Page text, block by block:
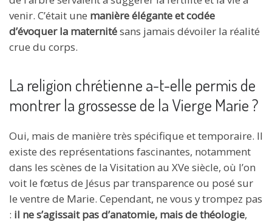
venir. C’était une manière élégante et codée
d’évoquer la maternitésans jamais dévoiler la réalité
crue du corps.
La religion chrétienne a-t-elle permis de
montrer la grossesse de la Vierge Marie ?
Oui, mais de manière très spécifique et temporaire. Il
existe des représentations fascinantes, notamment
dans les scènes de la Visitation au XVe siècle, où l’on
voit le fœtus de Jésus par transparence ou posé sur
le ventre de Marie. Cependant, ne vous y trompez pas
: il ne s’agissait pas d’anatomie, mais de théologie,